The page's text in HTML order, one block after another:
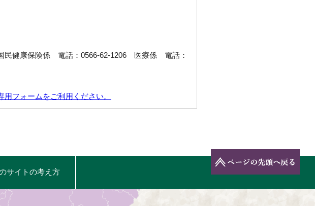
健康保険係 電話：0566-62-1206 医療係 電話：
フォームをご利用ください。
サイトの考え方